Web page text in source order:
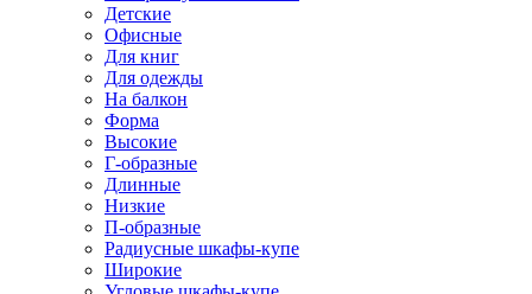
Детские
Офисные
Для книг
Для одежды
На балкон
Форма
Высокие
Г-образные
Длинные
Низкие
П-образные
Радиусные шкафы-купе
Широкие